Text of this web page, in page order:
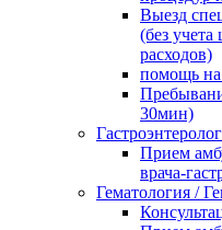
Выезд
(без
расходов)
помощь
30мин)
Прием
врача-
Гематология /